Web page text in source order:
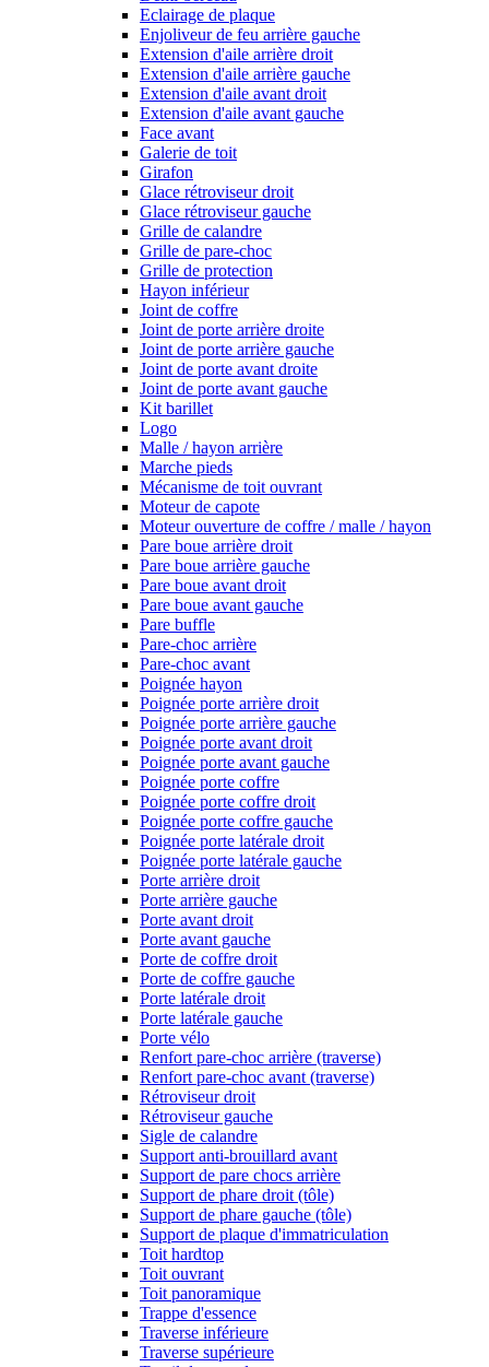
Eclairage de plaque
Enjoliveur de feu arrière gauche
Extension d'aile arrière droit
Extension d'aile arrière gauche
Extension d'aile avant droit
Extension d'aile avant gauche
Face avant
Galerie de toit
Girafon
Glace rétroviseur droit
Glace rétroviseur gauche
Grille de calandre
Grille de pare-choc
Grille de protection
Hayon inférieur
Joint de coffre
Joint de porte arrière droite
Joint de porte arrière gauche
Joint de porte avant droite
Joint de porte avant gauche
Kit barillet
Logo
Malle / hayon arrière
Marche pieds
Mécanisme de toit ouvrant
Moteur de capote
Moteur ouverture de coffre / malle / hayon
Pare boue arrière droit
Pare boue arrière gauche
Pare boue avant droit
Pare boue avant gauche
Pare buffle
Pare-choc arrière
Pare-choc avant
Poignée hayon
Poignée porte arrière droit
Poignée porte arrière gauche
Poignée porte avant droit
Poignée porte avant gauche
Poignée porte coffre
Poignée porte coffre droit
Poignée porte coffre gauche
Poignée porte latérale droit
Poignée porte latérale gauche
Porte arrière droit
Porte arrière gauche
Porte avant droit
Porte avant gauche
Porte de coffre droit
Porte de coffre gauche
Porte latérale droit
Porte latérale gauche
Porte vélo
Renfort pare-choc arrière (traverse)
Renfort pare-choc avant (traverse)
Rétroviseur droit
Rétroviseur gauche
Sigle de calandre
Support anti-brouillard avant
Support de pare chocs arrière
Support de phare droit (tôle)
Support de phare gauche (tôle)
Support de plaque d'immatriculation
Toit hardtop
Toit ouvrant
Toit panoramique
Trappe d'essence
Traverse inférieure
Traverse supérieure